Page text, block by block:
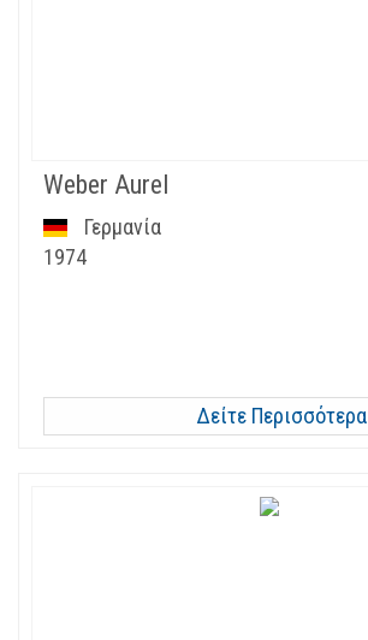
Weber Aurel
Γερμανία
1974
Δείτε Περισσότερα